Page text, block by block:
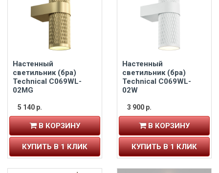
Настенный
светильник (бра)
Technical C069WL-
02MG
5 140 р.
В КОРЗИНУ
КУПИТЬ В 1 КЛИК
Настенный
светильник (бра)
Technical C069WL-
02W
3 900 р.
В КОРЗИНУ
КУПИТЬ В 1 КЛИК